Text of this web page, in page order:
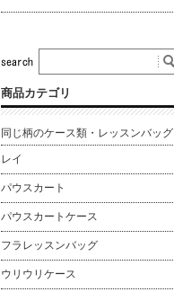
商品カテゴリ
同じ柄のケース類・レッスンバッグ
レイ
パウスカート
パウスカートケース
フラレッスンバッグ
ウリウリケース